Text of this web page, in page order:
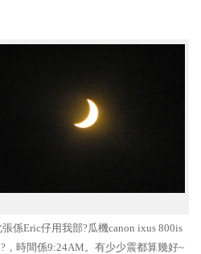
張係Eric仔用我部?瓜機canon ixus 800is
，時間係9:24AM。有少少震都算幾好~